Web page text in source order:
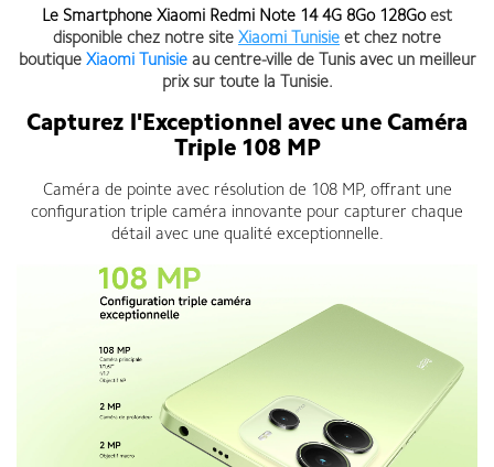
Le Smartphone Xiaomi Redmi Note 14 4G 8Go 128Go est
disponible chez notre site Xiaomi Tunisie et chez notre
boutique Xiaomi Tunisie au centre-ville de Tunis avec un meilleur
prix sur toute la Tunisie.
Capturez l'Exceptionnel avec une Caméra
Triple 108 MP
Caméra de pointe avec résolution de 108 MP, offrant une
configuration triple caméra innovante pour capturer chaque
détail avec une qualité exceptionnelle.